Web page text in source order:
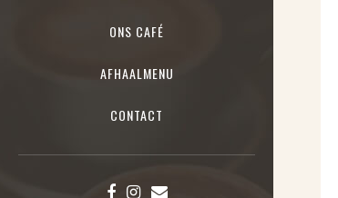
ONS CAFÉ
AFHAALMENU
CONTACT